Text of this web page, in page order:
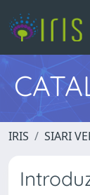
IRIS SIARI